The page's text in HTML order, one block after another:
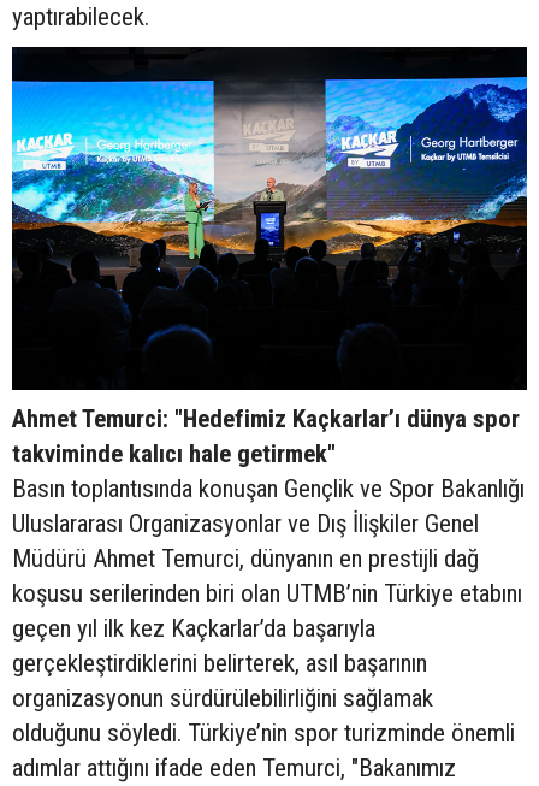
yaptırabilecek.
Ahmet Temurci: "Hedefimiz Kaçkarlar’ı dünya spor
takviminde kalıcı hale getirmek"
Basın toplantısında konuşan Gençlik ve Spor Bakanlığı
Uluslararası Organizasyonlar ve Dış İlişkiler Genel
Müdürü Ahmet Temurci, dünyanın en prestijli dağ
koşusu serilerinden biri olan UTMB’nin Türkiye etabını
geçen yıl ilk kez Kaçkarlar’da başarıyla
gerçekleştirdiklerini belirterek, asıl başarının
organizasyonun sürdürülebilirliğini sağlamak
olduğunu söyledi. Türkiye’nin spor turizminde önemli
adımlar attığını ifade eden Temurci, "Bakanımız